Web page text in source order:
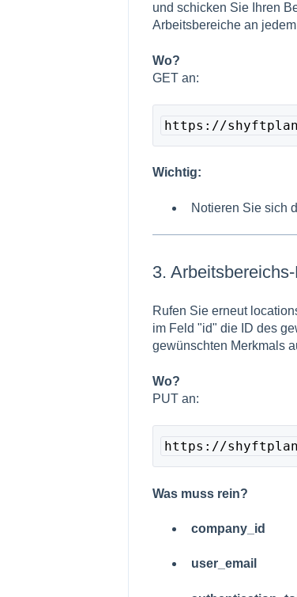
und schicken Sie Ihren
Arbeitsbereiche an
Wo?
GET an:
https://
Wichtig:
Notieren Sie sich
3.
Rufen Sie erneut
im Feld "id" die ID des
gewünschten Merkmals
Wo?
PUT an:
https://
Was muss rein?
company_id
user_email